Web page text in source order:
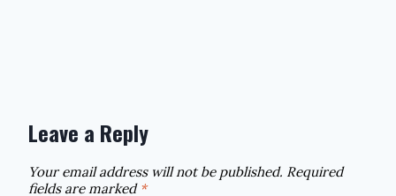
Leave a Reply
Your email address will not be published. Required
fields are marked *